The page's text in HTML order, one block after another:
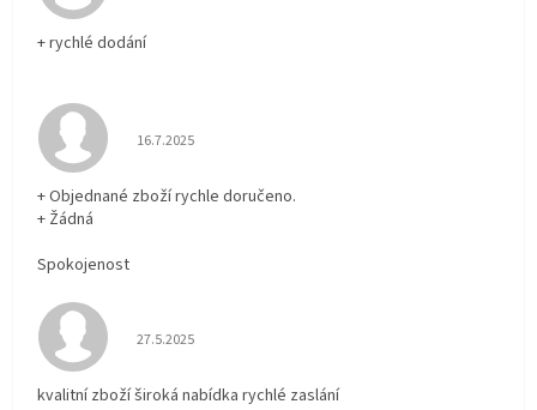
+ rychlé dodání
Hodnocení obchodu je 5 z 5 hvězdiček.
16.7.2025
+ Objednané zboží rychle doručeno.
+ Žádná
Spokojenost
Hodnocení obchodu je 5 z 5 hvězdiček.
27.5.2025
kvalitní zboží široká nabídka rychlé zaslání